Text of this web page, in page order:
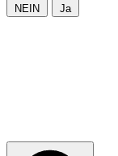
NEIN Ja